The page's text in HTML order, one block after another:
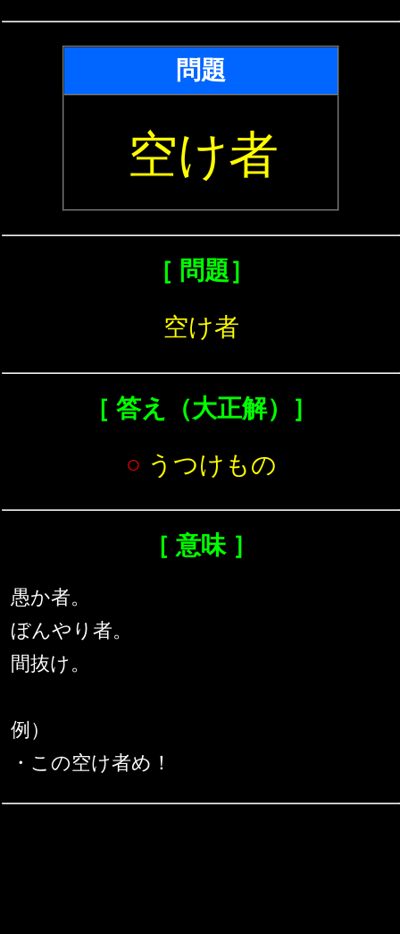
問題
空け者
［ 問題］
空け者
［ 答え（大正解）］
○ うつけもの
［ 意味 ］
愚か者。
ぼんやり者。
間抜け。
例）
・この空け者め！